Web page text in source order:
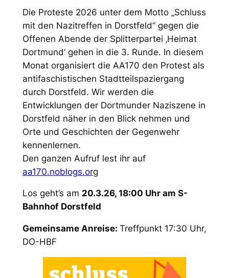
Die Proteste 2026 unter dem Motto „Schluss
mit den Nazitreffen in Dorstfeld“ gegen die
Offenen Abende der Splitterpartei ‚Heimat
Dortmund‘ gehen in die 3. Runde. In diesem
Monat organisiert die AA170 den Protest als
antifaschistischen Stadtteilspaziergang
durch Dorstfeld. Wir werden die
Entwicklungen der Dortmunder Naziszene in
Dorstfeld näher in den Blick nehmen und
Orte und Geschichten der Gegenwehr
kennenlernen.
Den ganzen Aufruf lest ihr auf
aa170.noblogs.org
Los geht’s am 20.3.26, 18:00 Uhr am S-
Bahnhof Dorstfeld
Gemeinsame Anreise: Treffpunkt 17:30 Uhr,
DO-HBF